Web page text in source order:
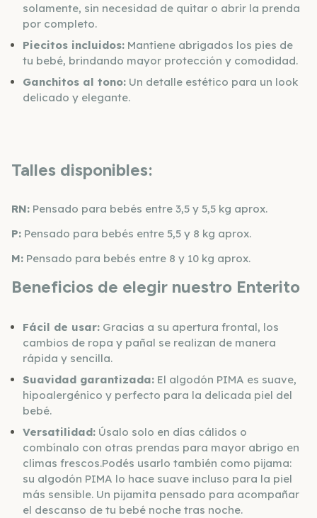
solamente, sin necesidad de quitar o abrir la prenda
por completo.
Piecitos incluidos: Mantiene abrigados los pies de
tu bebé, brindando mayor protección y comodidad.
Ganchitos al tono: Un detalle estético para un look
delicado y elegante.
Talles disponibles:
RN: Pensado para bebés entre 3,5 y 5,5 kg aprox.
P: Pensado para bebés entre 5,5 y 8 kg aprox.
M: Pensado para bebés entre 8 y 10 kg aprox.
Beneficios de elegir nuestro Enterito
Fácil de usar: Gracias a su apertura frontal, los
cambios de ropa y pañal se realizan de manera
rápida y sencilla.
Suavidad garantizada: El algodón PIMA es suave,
hipoalergénico y perfecto para la delicada piel del
bebé.
Versatilidad: Úsalo solo en días cálidos o
combínalo con otras prendas para mayor abrigo en
climas frescos.Podés usarlo también como pijama:
su algodón PIMA lo hace suave incluso para la piel
más sensible. Un pijamita pensado para acompañar
el descanso de tu bebé noche tras noche.